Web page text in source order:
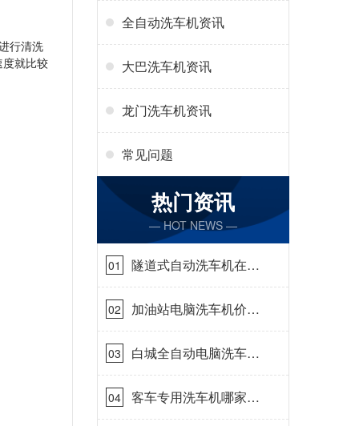
行清洗
就比较
全自动洗车机资讯
大巴洗车机资讯
龙门洗车机资讯
常见问题
热门资讯
— HOT NEWS —
01
隧道式自动洗车机在哪
里购买[隆茂鑫晟]
02
加油站电脑洗车机价格
怎么样[隆茂鑫晟]
03
白城全自动电脑洗车
机-ADV防冻冬季正常
使用[隆茂鑫晟]
04
客车专用洗车机哪家的
好[隆茂鑫晟]